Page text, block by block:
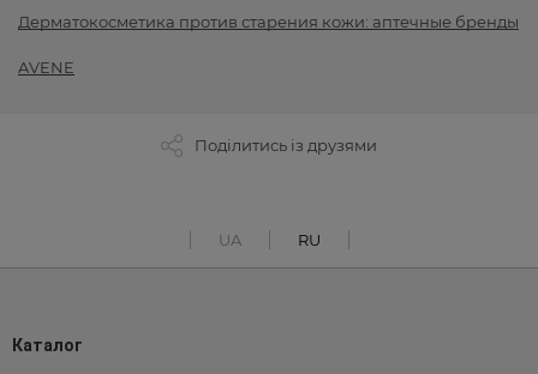
Дерматокосметика против старения кожи: аптечные бренды
AVENE
Поділитись із друзями
UA RU
Каталог